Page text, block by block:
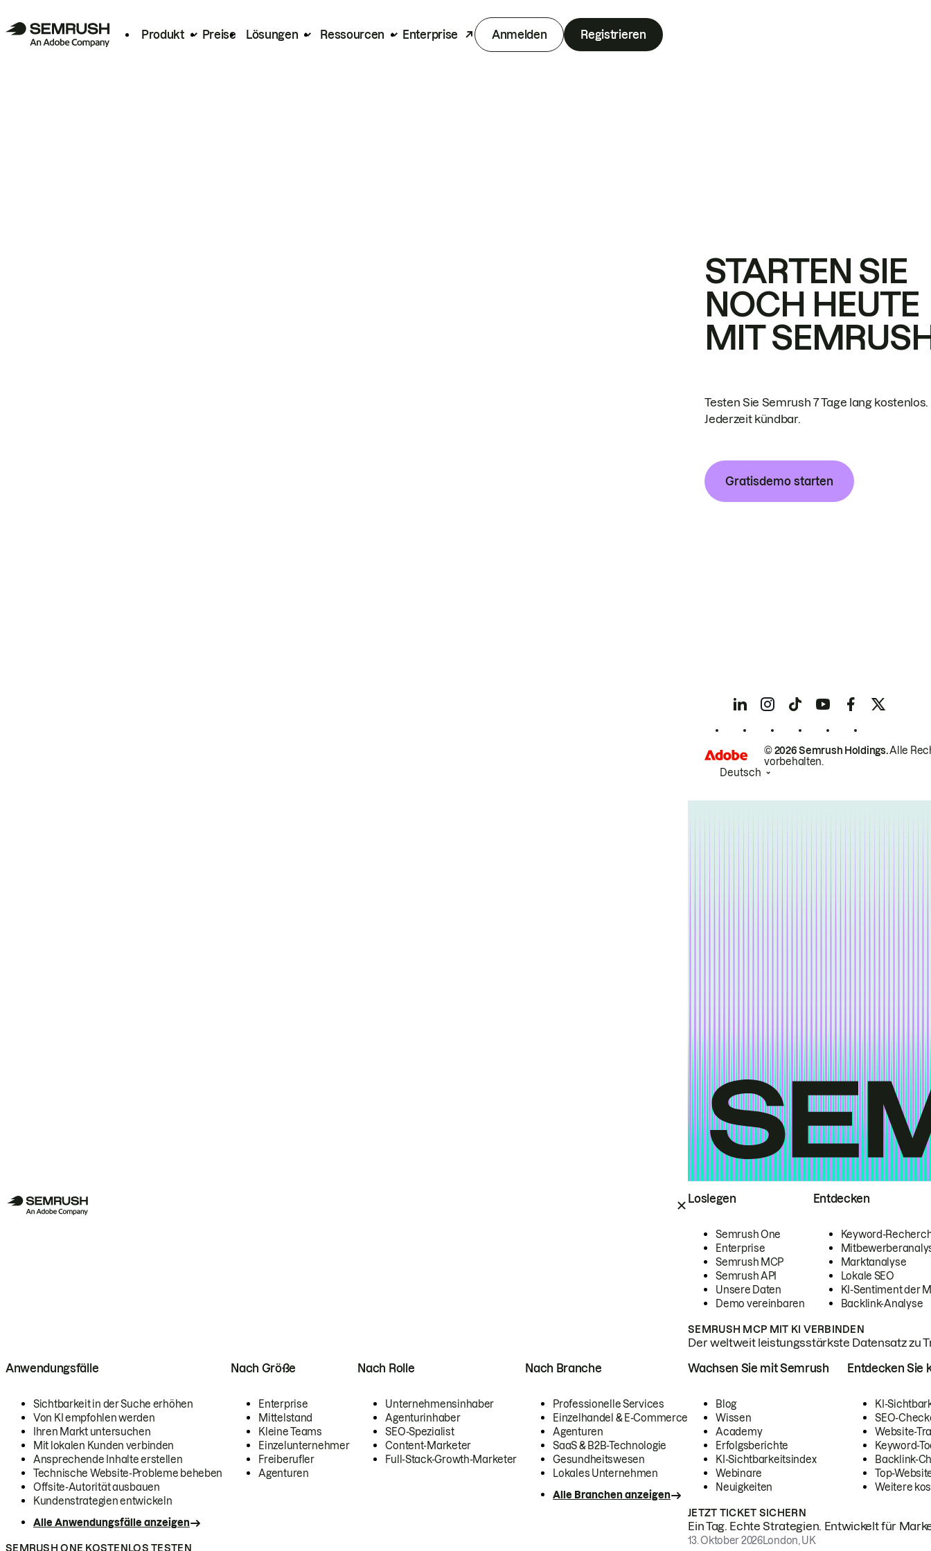
Produkt Preise Lösungen Ressourcen Enterprise Anmelden Registrieren
Loslegen
Semrush One
Enterprise
Semrush MCP
Semrush API
Unsere Daten
Demo vereinbaren
Entdecken
Keyword-
Marktanalyse
Lokale SEO
KI-Sentiment der
Backlink-Analyse
SEMRUSH MCP MIT KI VERBINDEN
Der weltweit leistungsstärkste Datensatz zu
Anwendungsfälle
Sichtbarkeit in der Suche erhöhen
Von KI empfohlen werden
Ihren Markt untersuchen
Mit lokalen Kunden verbinden
Ansprechende Inhalte erstellen
Technische Website-Probleme beheben
Offsite-Autorität ausbauen
Kundenstrategien entwickeln
Alle Anwendungsfälle anzeigen
Nach Größe
Enterprise
Mittelstand
Kleine Teams
Einzelunternehmer
Freiberufler
Agenturen
Nach Rolle
Unternehmensinhaber
Agenturinhaber
SEO-Spezialist
Content-Marketer
Full-Stack-Growth-Marketer
Nach Branche
Professionelle Services
Einzelhandel & E-Commerce
Agenturen
SaaS & B2B-Technologie
Gesundheitswesen
Lokales Unternehmen
Alle Branchen anzeigen
SEMRUSH ONE KOSTENLOS TESTEN
Wachsen Sie mit Semrush
Blog
Wissen
Academy
Erfolgsberichte
KI-Sichtbarkeitsindex
Webinare
Neuigkeiten
Entdecken Sie
KI-
SEO-
Website-
Keyword-
Backlink-
Top-
Weitere
JETZT TICKET SICHERN
Ein Tag. Echte Strategien. Entwickelt für
13. Oktober 2026London, UK
STARTEN SIE
NOCH HEUTE
MIT
Testen Sie Semrush 7 Tage lang kostenlos.
Jederzeit kündbar.
Gratisdemo starten
© 2026 Semrush Holdings.Alle
vorbehalten.
Deutsch